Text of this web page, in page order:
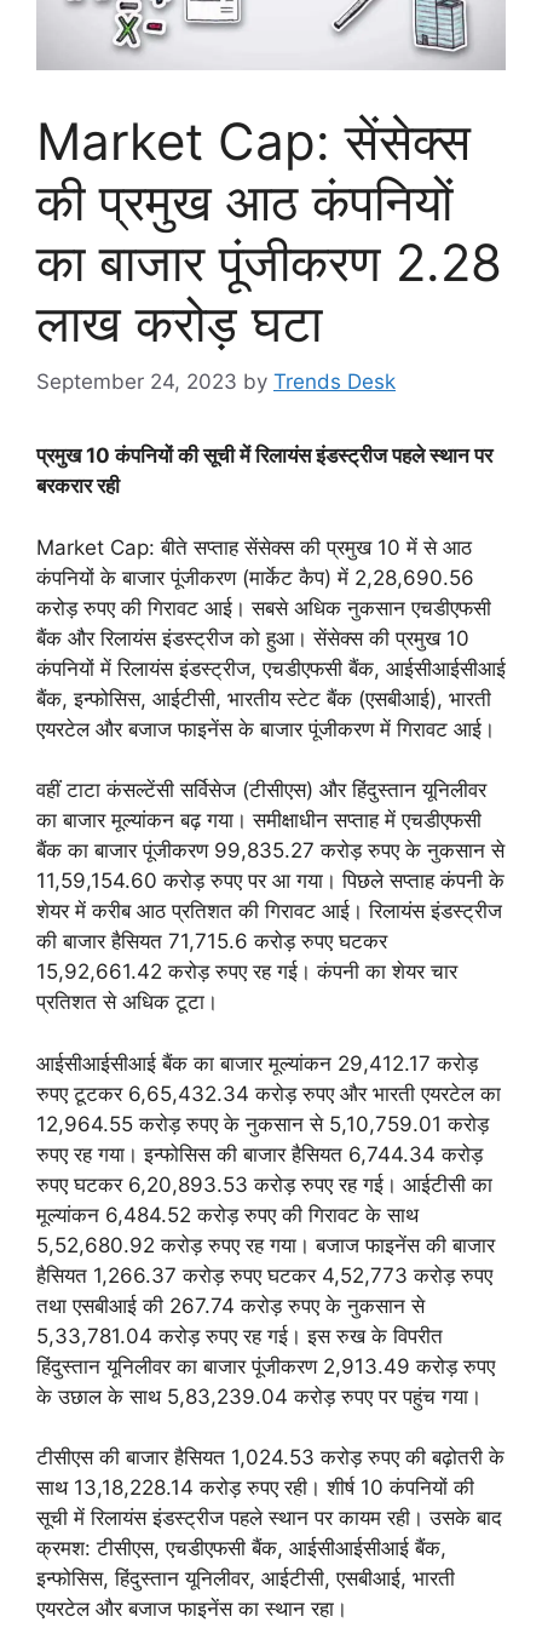
Market Cap: सेंसेक्स
की प्रमुख आठ कंपनियों
का बाजार पूंजीकरण 2.28
लाख करोड़ घटा
September 24, 2023 by Trends Desk
प्रमुख 10 कंपनियों की सूची में रिलायंस इंडस्ट्रीज पहले स्थान पर
बरकरार रही
Market Cap: बीते सप्ताह सेंसेक्स की प्रमुख 10 में से आठ
कंपनियों के बाजार पूंजीकरण (मार्केट कैप) में 2,28,690.56
करोड़ रुपए की गिरावट आई। सबसे अधिक नुकसान एचडीएफसी
बैंक और रिलायंस इंडस्ट्रीज को हुआ। सेंसेक्स की प्रमुख 10
कंपनियों में रिलायंस इंडस्ट्रीज, एचडीएफसी बैंक, आईसीआईसीआई
बैंक, इन्फोसिस, आईटीसी, भारतीय स्टेट बैंक (एसबीआई), भारती
एयरटेल और बजाज फाइनेंस के बाजार पूंजीकरण में गिरावट आई।
वहीं टाटा कंसल्टेंसी सर्विसेज (टीसीएस) और हिंदुस्तान यूनिलीवर
का बाजार मूल्यांकन बढ़ गया। समीक्षाधीन सप्ताह में एचडीएफसी
बैंक का बाजार पूंजीकरण 99,835.27 करोड़ रुपए के नुकसान से
11,59,154.60 करोड़ रुपए पर आ गया। पिछले सप्ताह कंपनी के
शेयर में करीब आठ प्रतिशत की गिरावट आई। रिलायंस इंडस्ट्रीज
की बाजार हैसियत 71,715.6 करोड़ रुपए घटकर
15,92,661.42 करोड़ रुपए रह गई। कंपनी का शेयर चार
प्रतिशत से अधिक टूटा।
आईसीआईसीआई बैंक का बाजार मूल्यांकन 29,412.17 करोड़
रुपए टूटकर 6,65,432.34 करोड़ रुपए और भारती एयरटेल का
12,964.55 करोड़ रुपए के नुकसान से 5,10,759.01 करोड़
रुपए रह गया। इन्फोसिस की बाजार हैसियत 6,744.34 करोड़
रुपए घटकर 6,20,893.53 करोड़ रुपए रह गई। आईटीसी का
मूल्यांकन 6,484.52 करोड़ रुपए की गिरावट के साथ
5,52,680.92 करोड़ रुपए रह गया। बजाज फाइनेंस की बाजार
हैसियत 1,266.37 करोड़ रुपए घटकर 4,52,773 करोड़ रुपए
तथा एसबीआई की 267.74 करोड़ रुपए के नुकसान से
5,33,781.04 करोड़ रुपए रह गई। इस रुख के ‎विपरीत
हिंदुस्तान यूनिलीवर का बाजार पूंजीकरण 2,913.49 करोड़ रुपए
के उछाल के साथ 5,83,239.04 करोड़ रुपए पर पहुंच गया।
टीसीएस की बाजार हैसियत 1,024.53 करोड़ रुपए की बढ़ोतरी के
साथ 13,18,228.14 करोड़ रुपए रही। शीर्ष 10 कंपनियों की
सूची में रिलायंस इंडस्ट्रीज पहले स्थान पर कायम रही। उसके बाद
क्रमश: टीसीएस, एचडीएफसी बैंक, आईसीआईसीआई बैंक,
इन्फोसिस, हिंदुस्तान यूनिलीवर, आईटीसी, एसबीआई, भारती
एयरटेल और बजाज फाइनेंस का स्थान रहा।